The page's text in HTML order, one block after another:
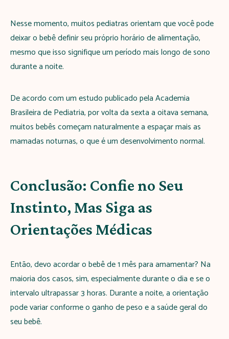
Nesse momento, muitos pediatras orientam que você pode
deixar o bebê definir seu próprio horário de alimentação,
mesmo que isso signifique um período mais longo de sono
durante a noite.
De acordo com um estudo publicado pela Academia
Brasileira de Pediatria, por volta da sexta a oitava semana,
muitos bebês começam naturalmente a espaçar mais as
mamadas noturnas, o que é um desenvolvimento normal.
Conclusão: Confie no Seu
Instinto, Mas Siga as
Orientações Médicas
Então, devo acordar o bebê de 1 mês para amamentar? Na
maioria dos casos, sim, especialmente durante o dia e se o
intervalo ultrapassar 3 horas. Durante a noite, a orientação
pode variar conforme o ganho de peso e a saúde geral do
seu bebê.